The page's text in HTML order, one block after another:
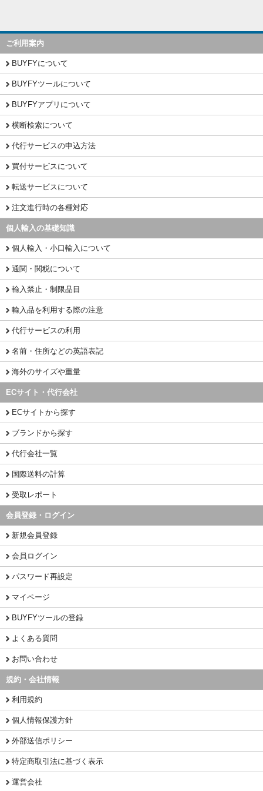
ご利用案内
BUYFYについて
BUYFYツールについて
BUYFYアプリについて
横断検索について
代行サービスの申込方法
買付サービスについて
転送サービスについて
注文進行時の各種対応
個人輸入の基礎知識
個人輸入・小口輸入について
通関・関税について
輸入禁止・制限品目
輸入品を利用する際の注意
代行サービスの利用
名前・住所などの英語表記
海外のサイズや重量
ECサイト・代行会社
ECサイトから探す
ブランドから探す
代行会社一覧
国際送料の計算
受取レポート
会員登録・ログイン
新規会員登録
会員ログイン
パスワード再設定
マイページ
BUYFYツールの登録
よくある質問
お問い合わせ
規約・会社情報
利用規約
個人情報保護方針
外部送信ポリシー
特定商取引法に基づく表示
運営会社